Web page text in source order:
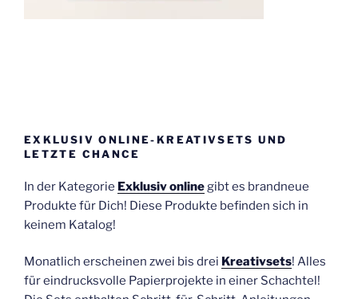
EXKLUSIV ONLINE-KREATIVSETS UND
LETZTE CHANCE
In der Kategorie Exklusiv onlinegibt es brandneue
Produkte für Dich! Diese Produkte befinden sich in
keinem Katalog!
Monatlich erscheinen zwei bis drei Kreativsets! Alles
für eindrucksvolle Papierprojekte in einer Schachtel!